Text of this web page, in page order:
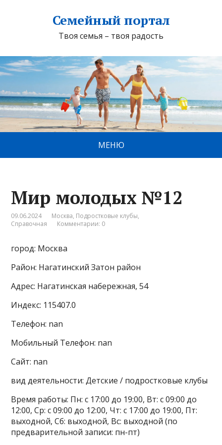
Семейный портал
Твоя семья – твоя радость
МЕНЮ
Мир молодых №12
09.06.2024 Москва, Подростковые клубы,
Справочная
Комментарии: 0
город: Москва
Район: Нагатинский Затон район
Адрес: Нагатинская набережная, 54
Индекс: 115407.0
Телефон: nan
Мобильный Телефон: nan
Сайт: nan
вид деятельности: Детские / подростковые клубы
Время работы: Пн: с 17:00 до 19:00, Вт: с 09:00 до
12:00, Ср: с 09:00 до 12:00, Чт: с 17:00 до 19:00, Пт:
выходной, Сб: выходной, Вс: выходной (по
предварительной записи: пн-пт)